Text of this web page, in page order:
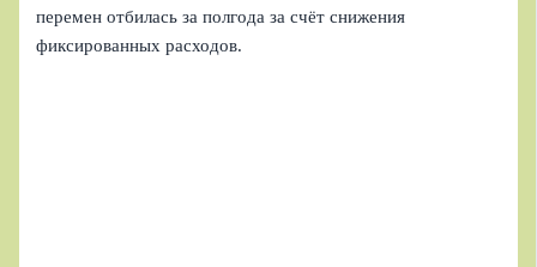
перемен отбилась за полгода за счёт снижения
фиксированных расходов.